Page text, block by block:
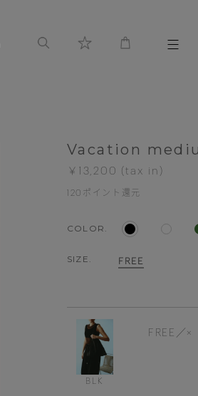
Vacation
￥13,200
120 ポイント還元
COLOR.
SIZE. FREE
BLK
FREE ×